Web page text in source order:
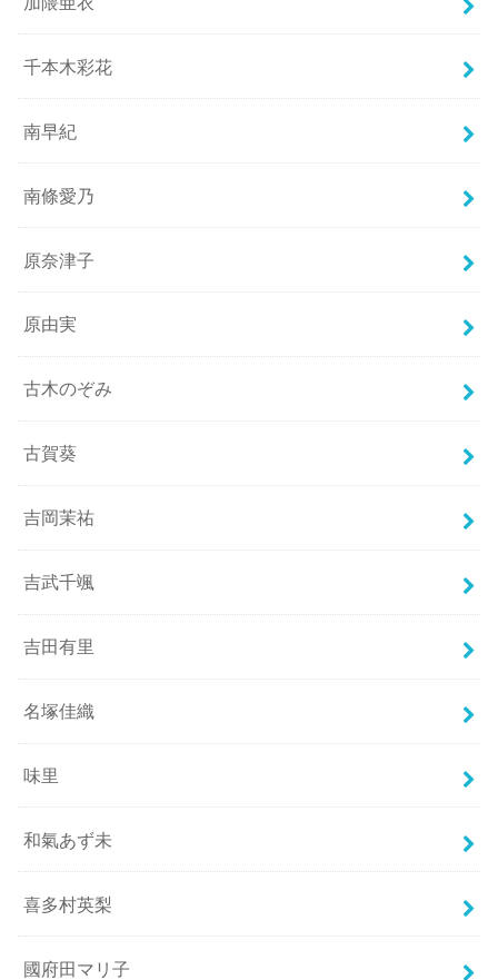
千本木彩花
南早紀
南條愛乃
原奈津子
原由実
古木のぞみ
古賀葵
吉岡茉祐
吉武千颯
吉田有里
名塚佳織
味里
和氣あず未
喜多村英梨
國府田マリ子